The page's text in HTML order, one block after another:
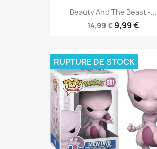
Beauty And The Beast -...
14,99 € 9,99 €
RUPTURE DE STOCK